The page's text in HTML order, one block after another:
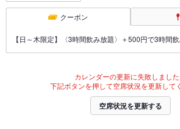
クーポン
【日～木限定】〈3時間飲み放題〉＋500円で3時間
カレンダーの更新に失敗しました
下記ボタンを押して空席状況を更新して
空席状況を更新する